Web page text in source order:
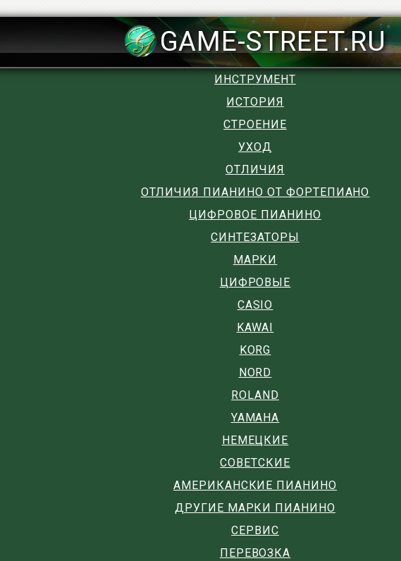
GAME-STREET.RU
ИНСТРУМЕНТ
ИСТОРИЯ
СТРОЕНИЕ
УХОД
ОТЛИЧИЯ
ОТЛИЧИЯ ПИАНИНО ОТ ФОРТЕПИАНО
ЦИФРОВОЕ ПИАНИНО
СИНТЕЗАТОРЫ
МАРКИ
ЦИФРОВЫЕ
CASIO
KAWAI
KORG
NORD
ROLAND
YAMAHA
НЕМЕЦКИЕ
СОВЕТСКИЕ
АМЕРИКАНСКИЕ ПИАНИНО
ДРУГИЕ МАРКИ ПИАНИНО
СЕРВИС
ПЕРЕВОЗКА